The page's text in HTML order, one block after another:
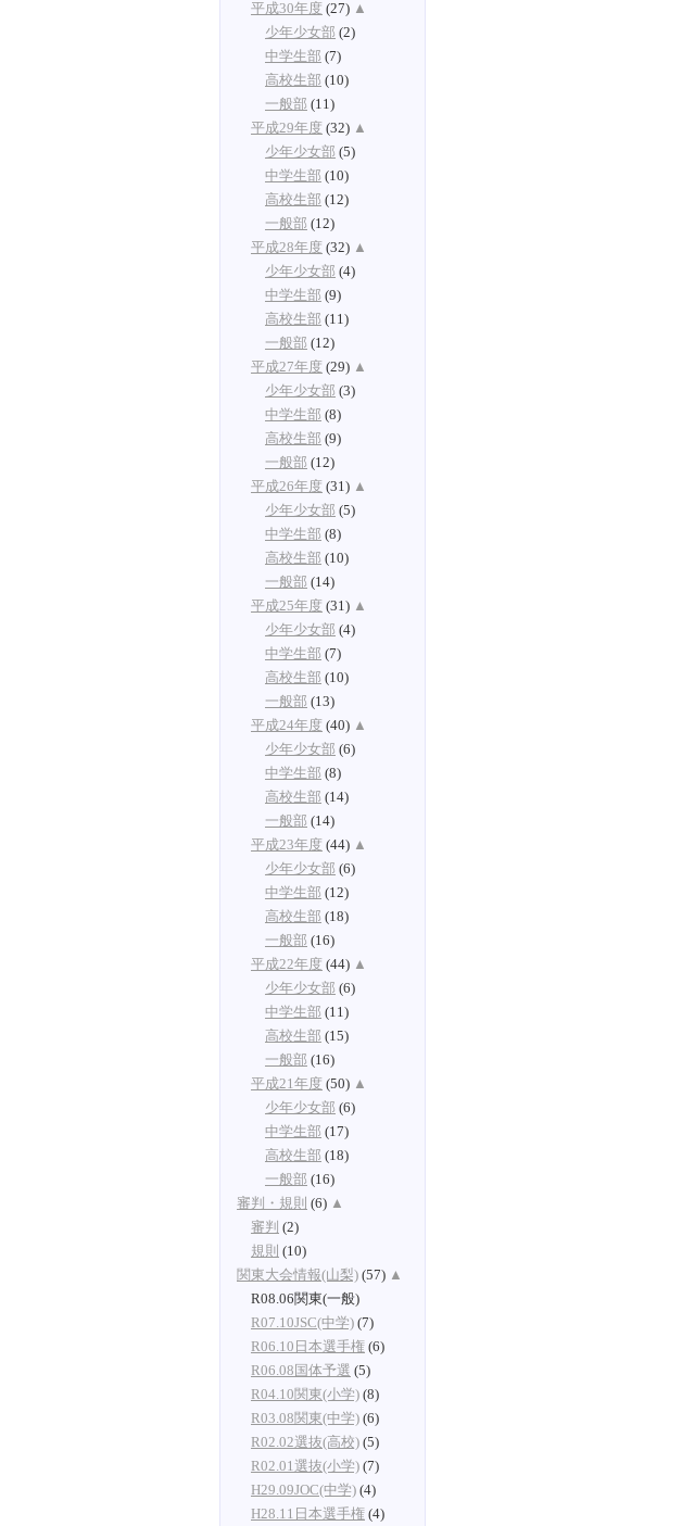
平成30年度 (27) ▲
少年少女部 (2)
中学生部 (7)
高校生部 (10)
一般部 (11)
平成29年度 (32) ▲
少年少女部 (5)
中学生部 (10)
高校生部 (12)
一般部 (12)
平成28年度 (32) ▲
少年少女部 (4)
中学生部 (9)
高校生部 (11)
一般部 (12)
平成27年度 (29) ▲
少年少女部 (3)
中学生部 (8)
高校生部 (9)
一般部 (12)
平成26年度 (31) ▲
少年少女部 (5)
中学生部 (8)
高校生部 (10)
一般部 (14)
平成25年度 (31) ▲
少年少女部 (4)
中学生部 (7)
高校生部 (10)
一般部 (13)
平成24年度 (40) ▲
少年少女部 (6)
中学生部 (8)
高校生部 (14)
一般部 (14)
平成23年度 (44) ▲
少年少女部 (6)
中学生部 (12)
高校生部 (18)
一般部 (16)
平成22年度 (44) ▲
少年少女部 (6)
中学生部 (11)
高校生部 (15)
一般部 (16)
平成21年度 (50) ▲
少年少女部 (6)
中学生部 (17)
高校生部 (18)
一般部 (16)
審判・規則 (6) ▲
審判 (2)
規則 (10)
関東大会情報(山梨) (57) ▲
R08.06関東(一般)
R07.10JSC(中学) (7)
R06.10日本選手権 (6)
R06.08国体予選 (5)
R04.10関東(小学) (8)
R03.08関東(中学) (6)
R02.02選抜(高校) (5)
R02.01選抜(小学) (7)
H29.09JOC(中学) (4)
H28.11日本選手権 (4)